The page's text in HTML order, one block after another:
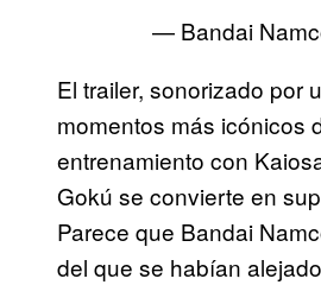
— Bandai
El trailer, sonorizado por
momentos más icónicos
entrenamiento con
Gokú se convierte en
Parece que Bandai
del que se habían